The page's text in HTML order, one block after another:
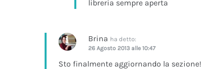
libreria sempre aperta
Brina ha detto:
26 Agosto 2013 alle 10:47
Sto finalmente aggiornando la sezione!